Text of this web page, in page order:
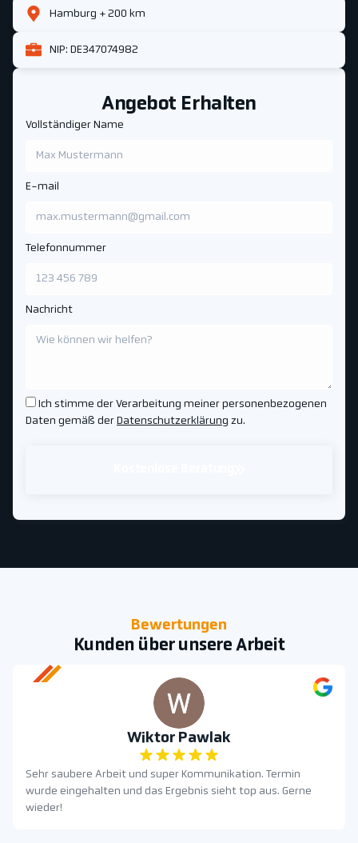
Angebot Erhalten
Vollständiger Name
E-mail
Telefonnummer
Nachricht
Ich stimme der Verarbeitung meiner personenbezogenen
Daten gemäß der Datenschutzerklärung zu.
Hamburg + 200 km
NIP: DE347074982
Bewertungen
Kunden über unsere Arbeit
Wiktor Pawlak
Sehr saubere Arbeit und super Kommunikation. Termin
wurde eingehalten und das Ergebnis sieht top aus. Gerne
wieder!